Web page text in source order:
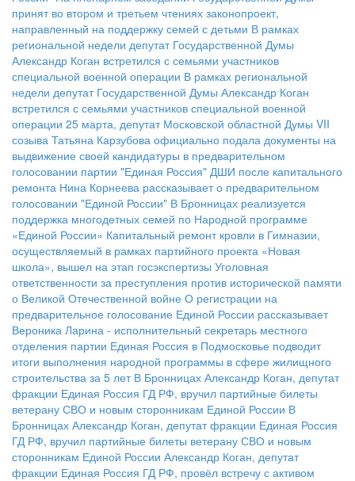
принят во втором и третьем чтениях законопроект,
направленный на поддержку семей с детьми В рамках
региональной недели депутат Государственной Думы
Александр Коган встретился с семьями участников
специальной военной операции В рамках региональной
недели депутат Государственной Думы Александр Коган
встретился с семьями участников специальной военной
операции 25 марта, депутат Московской областной Думы VII
созыва Татьяна Карзубова официально подала документы на
выдвижение своей кандидатуры в предварительном
голосовании партии "Единая Россия" ДШИ после капитального
ремонта Нина Корнеева рассказывает о предварительном
голосовании "Единой России" В Бронницах реализуется
поддержка многодетных семей по Народной программе
«Единой России» Капитальный ремонт кровли в Гимназии,
осуществляемый в рамках партийного проекта «Новая
школа», вышел на этап госэкспертизы Уголовная
ответственности за преступления против исторической памяти
о Великой Отечественной войне О регистрации на
предварительное голосование Единой России рассказывает
Вероника Ларина - исполнительный секретарь местного
отделения партии Единая Россия в Подмосковье подводит
итоги выполнения народной программы в сфере жилищного
строительства за 5 лет В Бронницах Александр Коган, депутат
фракции Единая Россия ГД РФ, вручил партийные билеты
ветерану СВО и новым сторонникам Единой России В
Бронницах Александр Коган, депутат фракции Единая Россия
ГД РФ, вручил партийные билеты ветерану СВО и новым
сторонникам Единой России Александр Коган, депутат
фракции Единая Россия ГД РФ, провёл встречу с активом